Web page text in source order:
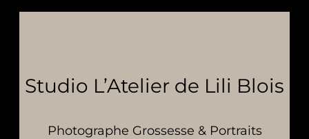
Studio L’Atelier de Lili Blois
Photographe Grossesse & Portraits